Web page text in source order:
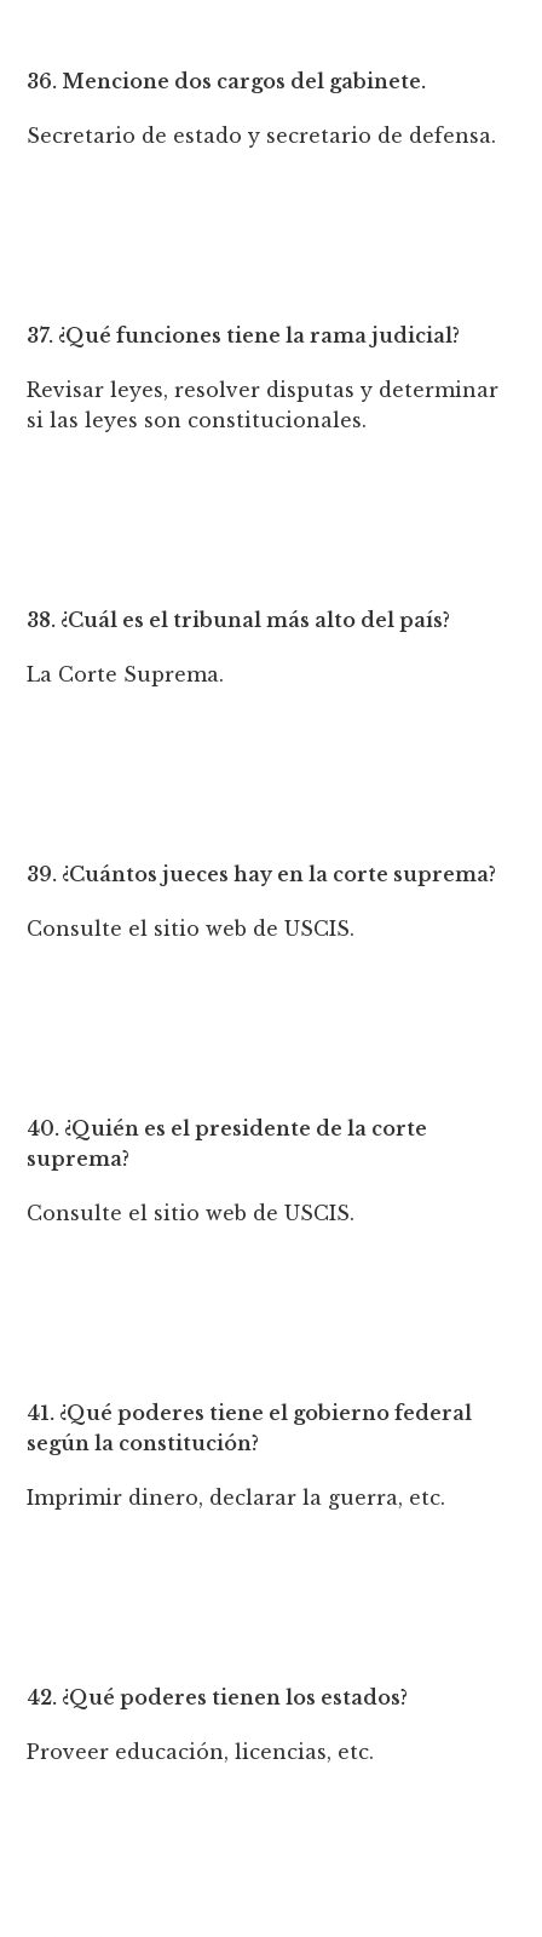
36. Mencione dos cargos del gabinete.
Secretario de estado y secretario de defensa.
37. ¿Qué funciones tiene la rama judicial?
Revisar leyes, resolver disputas y determinar
si las leyes son constitucionales.
38. ¿Cuál es el tribunal más alto del país?
La Corte Suprema.
39. ¿Cuántos jueces hay en la corte suprema?
Consulte el sitio web de USCIS.
40. ¿Quién es el presidente de la corte
suprema?
Consulte el sitio web de USCIS.
41. ¿Qué poderes tiene el gobierno federal
según la constitución?
Imprimir dinero, declarar la guerra, etc.
42. ¿Qué poderes tienen los estados?
Proveer educación, licencias, etc.